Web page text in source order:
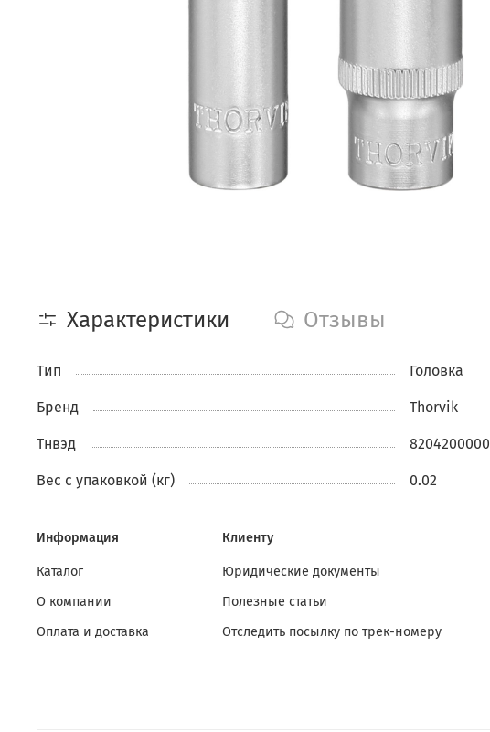
Характеристики Отзывы
Тип Головка
Бренд Thorvik
Тнвэд 8204200000
Вес с упаковкой (кг) 0.02
Информация
Каталог
О компании
Оплата и доставка
Клиенту
Юридические документы
Полезные статьи
Отследить посылку по трек-номеру